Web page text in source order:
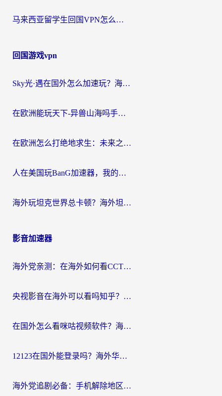
马来西亚留学生回国VPN怎么选？3个避坑点+1款实测好用的加速器推荐
回国游戏vpn
Sky光·遇在国外怎么加速玩？海外党亲测有效的国服游戏加速指南
在欧洲能玩天下-异兽山海吗手游？海外玩家的加速器生存指南
在欧洲怎么打绝地求生：未来之役不卡？留学生亲测的加速器避坑指南
人在美国玩BanG加速器，我的延迟终于绿了
海外玩坦克世界总卡顿？海外坦克世界加速器有哪些？实测好用的选择在这里
影音加速器
海外党亲测：在海外如何看CCTV？告别“仅限大陆播放”的实用指南
央视影音在海外可以看吗知乎？留学生亲测：3步解决地域限制+追剧自由
在国外怎么看咪咕视频软件？海外党亲测有效的回国加速方案
12123在国外能登录吗？海外华人必看的回国加速实用指南
海外党追剧必备：手机解除地区限制app怎么选？解决央视视频&国内剧地区限制全指南